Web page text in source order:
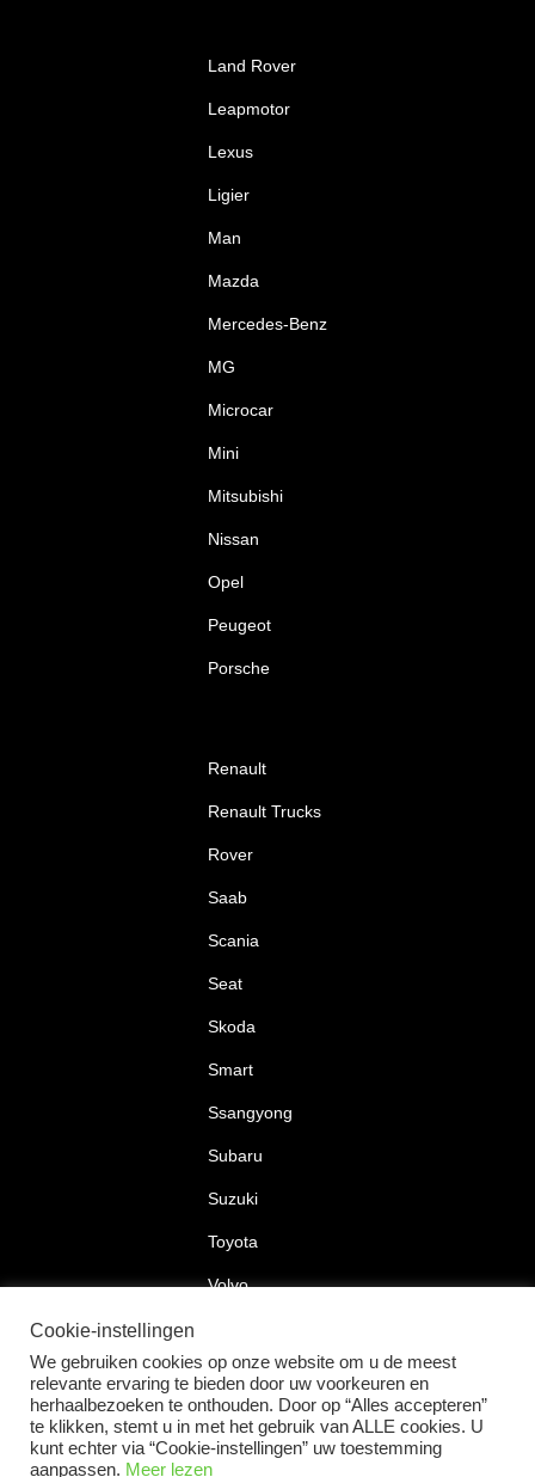
Land Rover
Leapmotor
Lexus
Ligier
Man
Mazda
Mercedes-Benz
MG
Microcar
Mini
Mitsubishi
Nissan
Opel
Peugeot
Porsche
Renault
Renault Trucks
Rover
Saab
Scania
Seat
Skoda
Smart
Ssangyong
Subaru
Suzuki
Toyota
Volvo
2026 © Car Lock Systems
Cookie-instellingen
We gebruiken cookies op onze website om u de meest
relevante ervaring te bieden door uw voorkeuren en
herhaalbezoeken te onthouden. Door op “Alles accepteren”
te klikken, stemt u in met het gebruik van ALLE cookies. U
kunt echter via “Cookie-instellingen” uw toestemming
aanpassen. Meer lezen